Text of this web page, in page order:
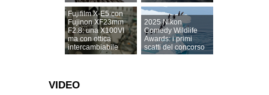
Fujifilm X-E5 con
Fujinon XF23mm
F2.8: una X100VI
ma con ottica
intercambiabile
2025 Nikon
Comedy Wildlife
Awards: i primi
scatti del concorso
VIDEO